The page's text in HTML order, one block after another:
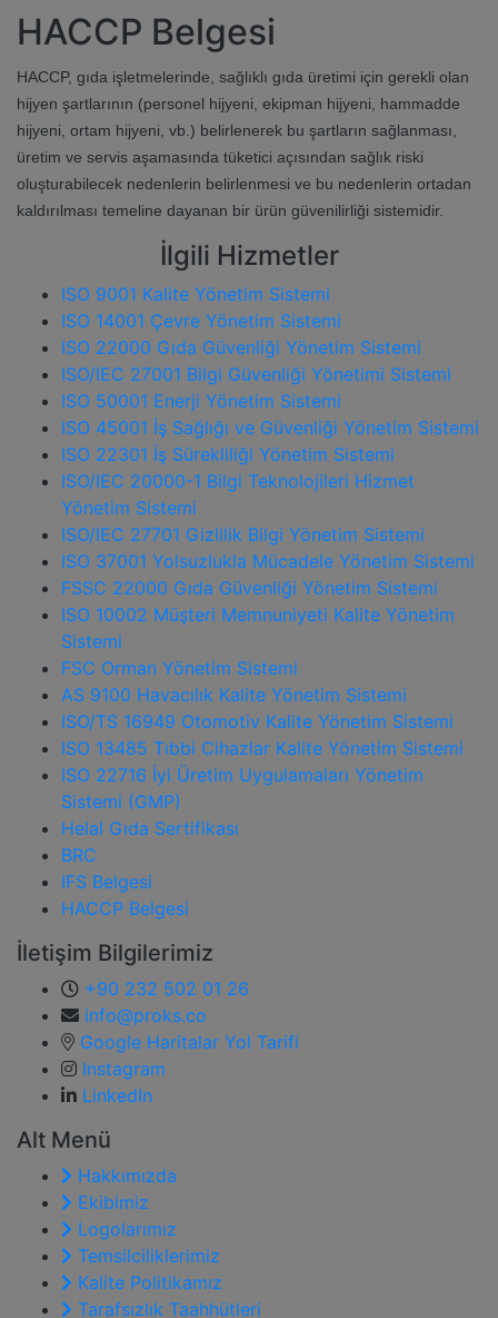
HACCP Belgesi
HACCP, gıda işletmelerinde, sağlıklı gıda üretimi için gerekli olan
hijyen şartlarının (personel hijyeni, ekipman hijyeni, hammadde
hijyeni, ortam hijyeni, vb.) belirlenerek bu şartların sağlanması,
üretim ve servis aşamasında tüketici açısından sağlık riski
oluşturabilecek nedenlerin belirlenmesi ve bu nedenlerin ortadan
kaldırılması temeline dayanan bir ürün güvenilirliği sistemidir.
İlgili Hizmetler
ISO 9001 Kalite Yönetim Sistemi
ISO 14001 Çevre Yönetim Sistemi
ISO 22000 Gıda Güvenliği Yönetim Sistemi
ISO/IEC 27001 Bilgi Güvenliği Yönetimi Sistemi
ISO 50001 Enerji Yönetim Sistemi
ISO 45001 İş Sağlığı ve Güvenliği Yönetim Sistemi
ISO 22301 İş Sürekliliği Yönetim Sistemi
ISO/IEC 20000-1 Bilgi Teknolojileri Hizmet
Yönetim Sistemi
ISO/IEC 27701 Gizlilik Bilgi Yönetim Sistemi
ISO 37001 Yolsuzlukla Mücadele Yönetim Sistemi
FSSC 22000 Gıda Güvenliği Yönetim Sistemi
ISO 10002 Müşteri Memnuniyeti Kalite Yönetim
Sistemi
FSC Orman Yönetim Sistemi
AS 9100 Havacılık Kalite Yönetim Sistemi
ISO/TS 16949 Otomotiv Kalite Yönetim Sistemi
ISO 13485 Tıbbi Cihazlar Kalite Yönetim Sistemi
ISO 22716 İyi Üretim Uygulamaları Yönetim
Sistemi (GMP)
Helal Gıda Sertifikası
BRC
IFS Belgesi
HACCP Belgesi
İletişim Bilgilerimiz
+90 232 502 01 26
info@proks.co
Google Haritalar Yol Tarifi
Instagram
LinkedIn
Alt Menü
Hakkımızda
Ekibimiz
Logolarımız
Temsilciliklerimiz
Kalite Politikamız
Tarafsızlık Taahhütleri